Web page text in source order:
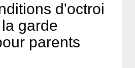
d'octroi
garde
parents